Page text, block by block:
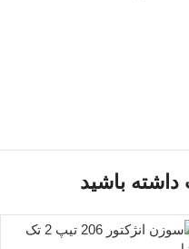
باشید